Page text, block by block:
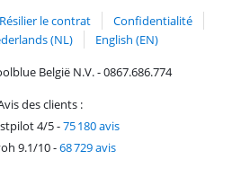
Résilier le contrat
Confidentialité
(NL)
English (EN)
België N.V. - 0867.686.774
des clients :
4/5-75 180 avis
9.1/10-68 729 avis